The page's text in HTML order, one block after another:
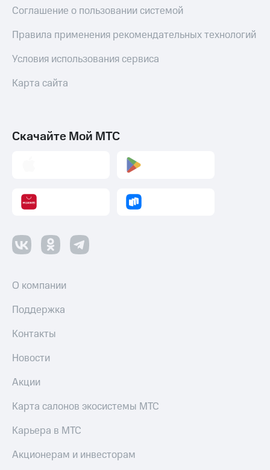
Соглашение о пользовании системой
Правила применения рекомендательных технологий
Условия использования сервиса
Карта сайта
Скачайте Мой МТС
О компании
Поддержка
Контакты
Новости
Акции
Карта салонов экосистемы МТС
Карьера в МТС
Акционерам и инвесторам